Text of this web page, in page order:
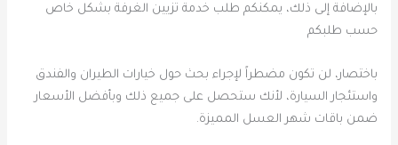
بالإضافة إلى ذلك، يمكنكم طلب خدمة تزيين الغرفة بشكل خاص
حسب طلبكم
باختصار، لن تكون مضطراً لإجراء بحث حول خيارات الطيران والفندق
واستئجار السيارة، لأنك ستحصل على جميع ذلك وبأفضل الأسعار
ضمن باقات شهر العسل المميزة.